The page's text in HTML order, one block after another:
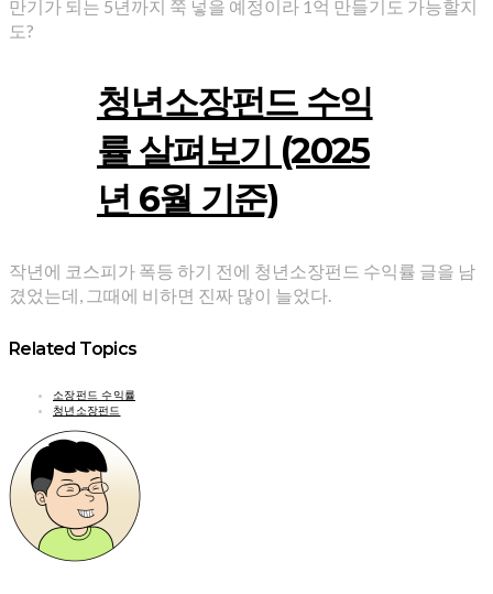
만기가 되는 5년까지 쭉 넣을 예정이라 1억 만들기도 가능할지
도?
청년소장펀드 수익
률 살펴보기 (2025
년 6월 기준)
작년에 코스피가 폭등 하기 전에 청년소장펀드 수익률 글을 남
겼었는데, 그때에 비하면 진짜 많이 늘었다.
Related Topics
소장펀드 수익률
청년소장펀드